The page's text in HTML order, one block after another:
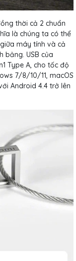
thời cả 2 chuẩn
là chúng ta có thể
máy tính và cả
bảng. USB của
Type A, cho tốc độ
7/8/10/11, macOS
Android 4.4 trở lên